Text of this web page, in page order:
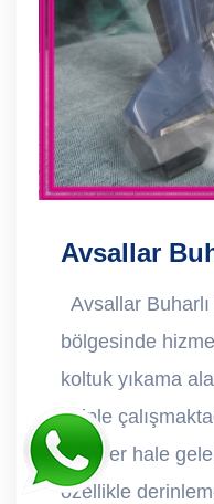
Avsallar
Avsallar
bölgesinde
koltuk yıkama
ekiple
popüler hale
özellikle